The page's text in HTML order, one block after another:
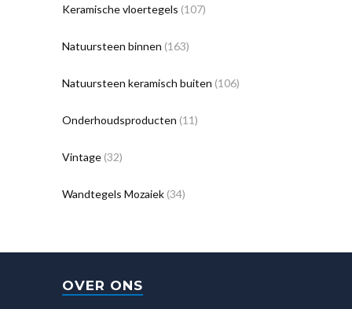
Keramische vloertegels (107)
Natuursteen binnen (163)
Natuursteen keramisch buiten (106)
Onderhoudsproducten (11)
Vintage (32)
Wandtegels Mozaiek (34)
OVER ONS